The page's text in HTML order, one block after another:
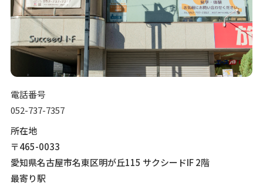
電話番号
052-737-7357
所在地
〒465-0033
愛知県名古屋市名東区明が丘115 サクシードIF 2階
最寄り駅